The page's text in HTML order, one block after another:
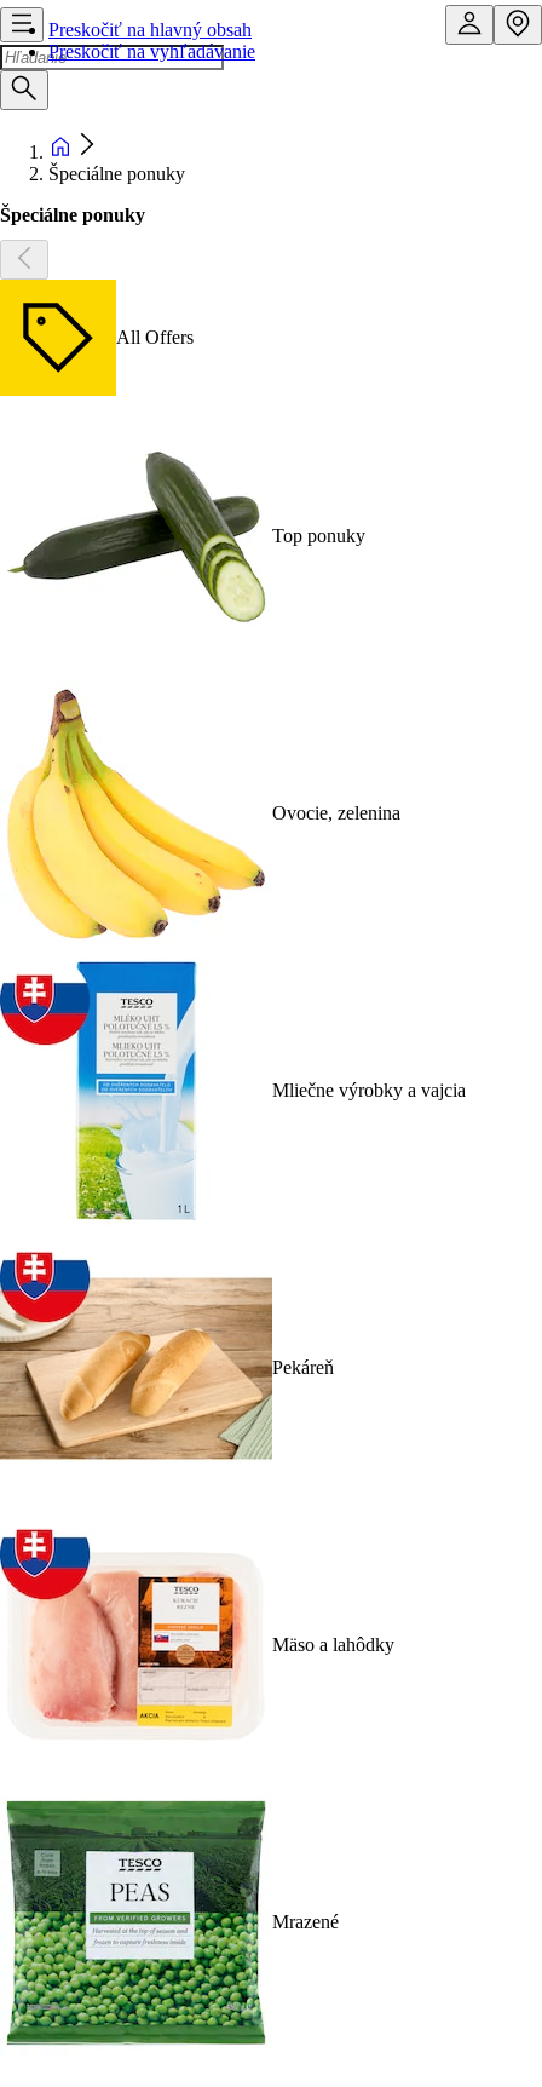
Preskočiť na hlavný obsah
Preskočiť na vyhľadávanie
Špeciálne ponuky
Špeciálne ponuky
All Offers
Top ponuky
Ovocie, zelenina
Mliečne výrobky a vajcia
Pekáreň
Mäso a lahôdky
Mrazené